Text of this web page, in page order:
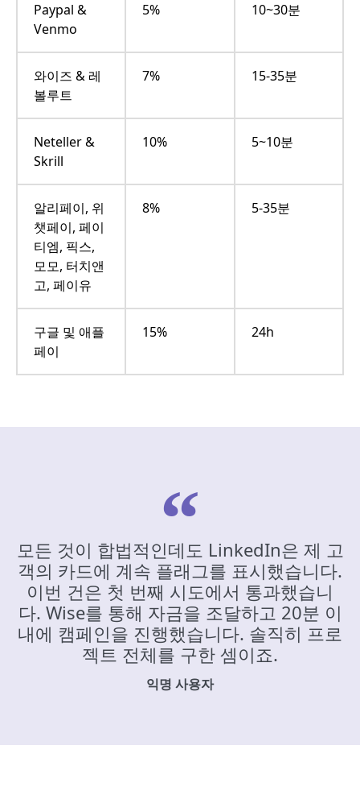
Paypal &
Venmo
5% 10~30분
와이즈 & 레
볼루트
7% 15-35분
Neteller &
Skrill
10% 5~10분
알리페이, 위
챗페이, 페이
티엠, 픽스,
모모, 터치앤
고, 페이유
8% 5-35분
구글 및 애플
페이
15% 24h
모든 것이 합법적인데도 LinkedIn은 제 고
객의 카드에 계속 플래그를 표시했습니다.
이번 건은 첫 번째 시도에서 통과했습니
다. Wise를 통해 자금을 조달하고 20분 이
내에 캠페인을 진행했습니다. 솔직히 프로
젝트 전체를 구한 셈이죠.
익명 사용자